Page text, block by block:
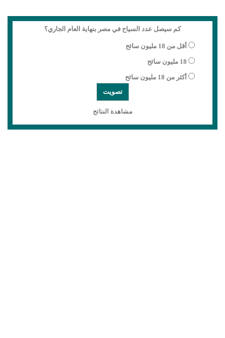
كم سيصل عدد السياح في مصر بنهاية العام الجاري؟
أقل من 18 مليون سائح
18 مليون سائح
أكثر من 18 مليون سائح
مشاهدة النتائج